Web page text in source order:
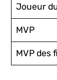
Joueur
MVP
MVP des